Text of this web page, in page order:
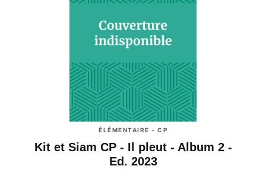
ÉLÉMENTAIRE - CP
Kit et Siam CP - Il pleut - Album 2 -
Ed. 2023